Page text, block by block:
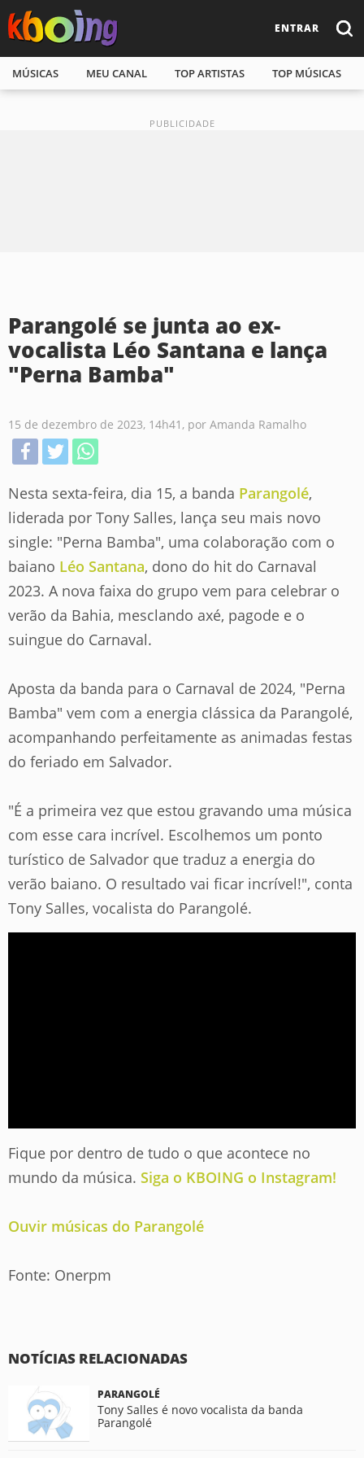
ENTRAR
MÚSICAS MEU CANAL TOP ARTISTAS TOP MÚSICAS
Parangolé se junta ao ex-
vocalista Léo Santana e lança
"Perna Bamba"
15 de dezembro de 2023, 14h41 , por Amanda Ramalho
Nesta sexta-feira, dia 15, a banda Parangolé,
liderada por Tony Salles, lança seu mais novo
single: "Perna Bamba", uma colaboração com o
baiano Léo Santana, dono do hit do Carnaval
2023. A nova faixa do grupo vem para celebrar o
verão da Bahia, mesclando axé, pagode e o
suingue do Carnaval.
Aposta da banda para o Carnaval de 2024, "Perna
Bamba" vem com a energia clássica da Parangolé,
acompanhando perfeitamente as animadas festas
do feriado em Salvador.
"É a primeira vez que estou gravando uma música
com esse cara incrível. Escolhemos um ponto
turístico de Salvador que traduz a energia do
verão baiano. O resultado vai ficar incrível!", conta
Tony Salles, vocalista do Parangolé.
Fique por dentro de tudo o que acontece no
mundo da música. Siga o KBOING o Instagram!
Ouvir músicas do Parangolé
Fonte: Onerpm
NOTÍCIAS RELACIONADAS
PARANGOLÉ
Tony Salles é novo vocalista da banda
Parangolé